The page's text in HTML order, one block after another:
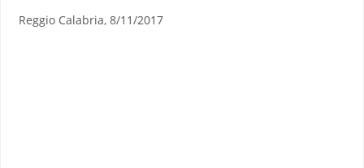
Reggio Calabria, 8/11/2017